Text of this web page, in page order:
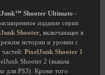
Shooter Ultimate -
издание серии
Shooter , включающее в
режим истории и уровни с
частей: PixelJunk Shooter 1
Shooter 2 (вышла
для PS3). Кроме того